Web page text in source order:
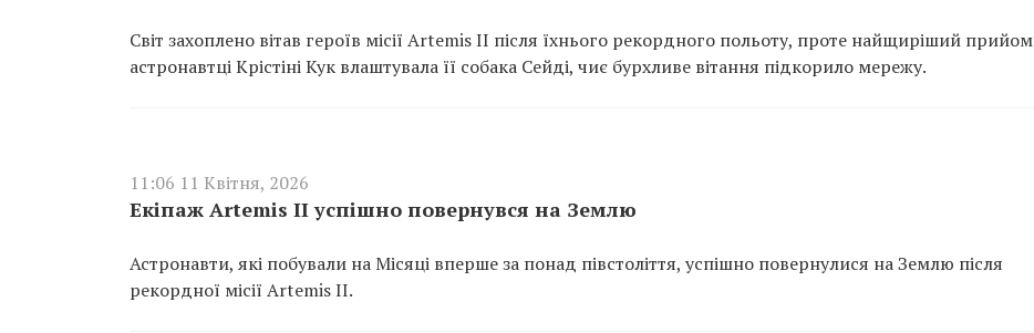
Світ захоплено вітав героїв місії Artemis II після їхнього рекордного польоту, проте найщиріший прийом
астронавтці Крістіні Кук влаштувала її собака Сейді, чиє бурхливе вітання підкорило мережу.
11:06 11 Квітня, 2026
Екіпаж Artemis II успішно повернувся на Землю
Астронавти, які побували на Місяці вперше за понад півстоліття, успішно повернулися на Землю після
рекордної місії Artemis II.